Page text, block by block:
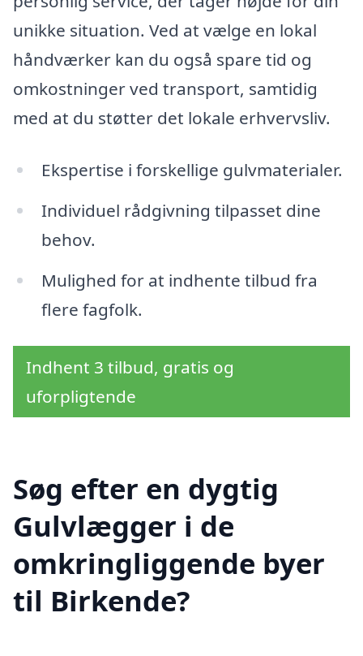
unikke situation. Ved at vælge en lokal
håndværker kan du også spare tid og
omkostninger ved transport, samtidig
med at du støtter det lokale erhvervsliv.
Ekspertise i forskellige gulvmaterialer.
Individuel rådgivning tilpasset dine
behov.
Mulighed for at indhente tilbud fra
flere fagfolk.
Indhent 3 tilbud, gratis og
uforpligtende
Søg efter en dygtig
Gulvlægger i de
omkringliggende byer
til Birkende?